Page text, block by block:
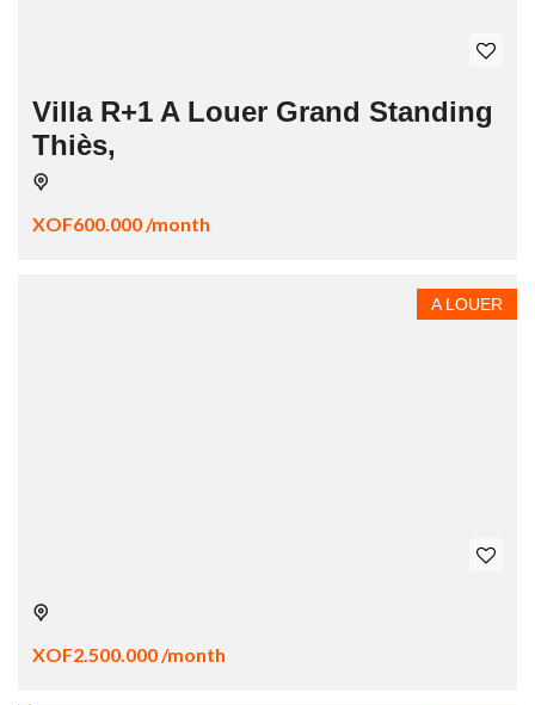
Villa R+1 A Louer Grand Standing
Thiès,
XOF600.000 /month
A LOUER
XOF2.500.000 /month